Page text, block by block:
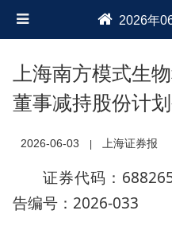
2026年
上海南方模式生
董事减持股份计
2026-06-03 上海证券报
证券代码：
告编号：2026-033